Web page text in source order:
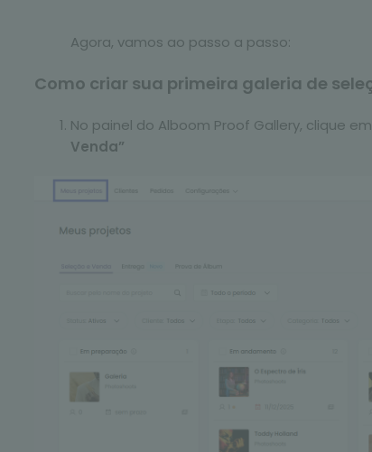
Agora, vamos ao passo a passo:
Como criar sua primeira galeria de
No painel do Alboom Proof Gallery, clique em
Venda”